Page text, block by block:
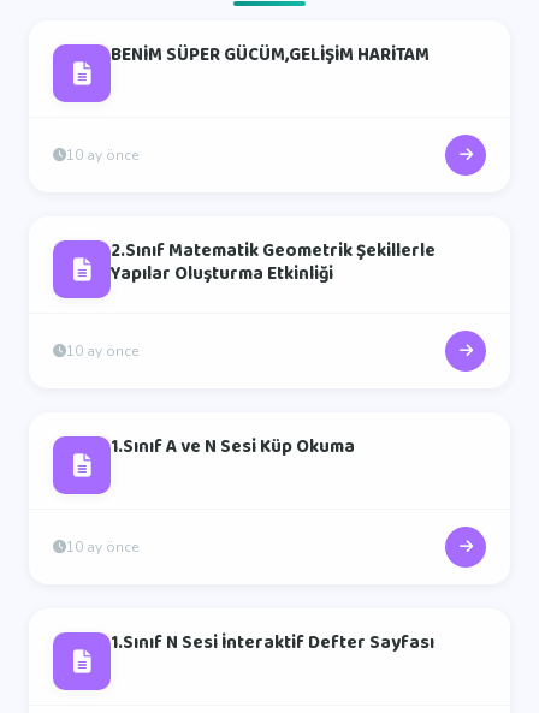
BENİM SÜPER GÜCÜM,GELİŞİM HARİTAM
10 ay önce
2.Sınıf Matematik Geometrik Şekillerle
Yapılar Oluşturma Etkinliği
10 ay önce
1.Sınıf A ve N Sesi Küp Okuma
10 ay önce
1.Sınıf N Sesi İnteraktif Defter Sayfası